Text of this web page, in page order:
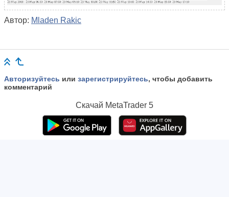
Автор: Mladen Rakic
Авторизуйтесь или зарегистрируйтесь, чтобы добавить
комментарий
Скачай MetaTrader 5